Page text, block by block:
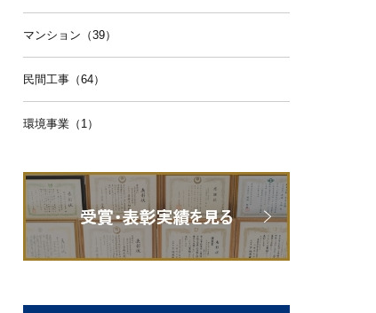
マンション（39）
民間工事（64）
環境事業（1）